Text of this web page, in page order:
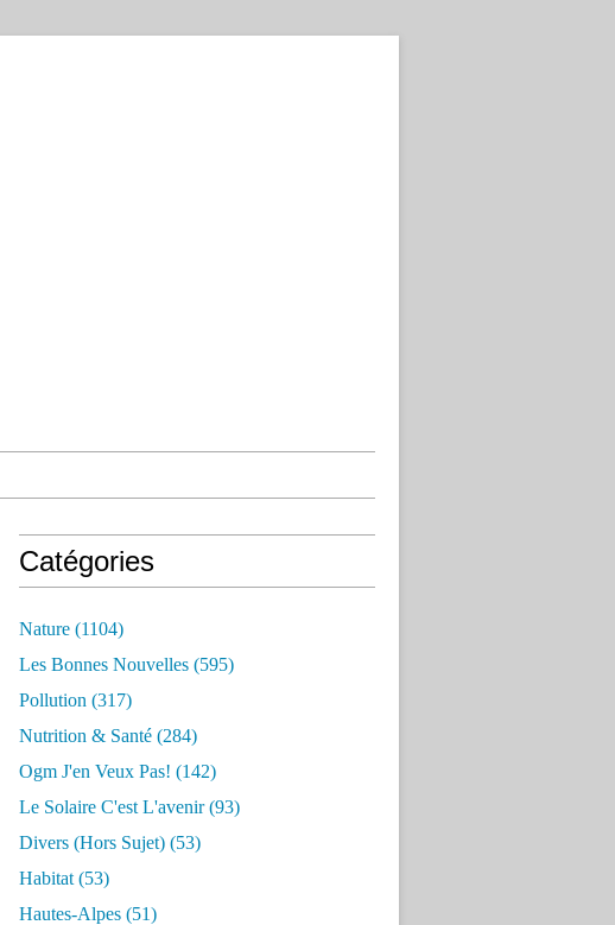
Catégories
Nature (1104)
Les Bonnes Nouvelles (595)
Pollution (317)
Nutrition & Santé (284)
Ogm J'en Veux Pas! (142)
Le Solaire C'est L'avenir(93)
Divers (hors Sujet) (53)
Habitat (53)
Hautes-Alpes (51)